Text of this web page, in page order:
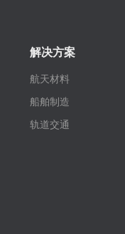
解决方案
航天材料
船舶制造
轨道交通